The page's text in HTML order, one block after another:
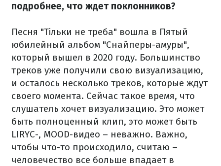
подробнее, что ждет поклонников?
Песня "Тільки не треба" вошла в Пятый
юбилейный альбом "Снайперы-амуры",
который вышел в 2020 году. Большинство
треков уже получили свою визуализацию,
и осталось несколько треков, которые ждут
своего момента. Сейчас такое время, что
слушатель хочет визуализацию. Это может
быть полноценный клип, это может быть
LIRYC-, MOOD-видео – неважно. Важно,
чтобы что-то происходило, считаю –
человечество все больше впадает в